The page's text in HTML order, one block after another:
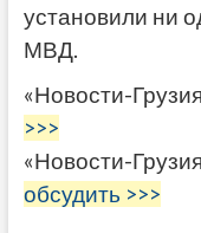
установили ни
МВД.
«Новости-
>>>
«Новости-
обсудить >>>